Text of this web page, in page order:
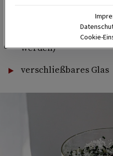
zusätzlich andere
werden)
verschließbares Glas
Cookie-